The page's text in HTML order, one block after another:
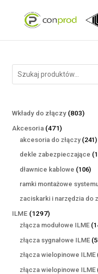
Wkłady do złączy 803803
Akcesoria 471471
produktów
akcesoria do złączy 241
dekle zabezpieczające
dławnice kablowe 106106
ramki montażowe
zaciskarki i narzędzia do
ILME 12971297
produktów
złącza modułowe ILME
złącza sygnałowe ILME
złącza wielopinowe ILME
złącza wielopinowe ILME